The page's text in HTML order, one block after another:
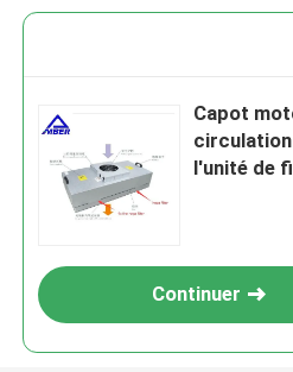
Capot
l'unité de
Continuer